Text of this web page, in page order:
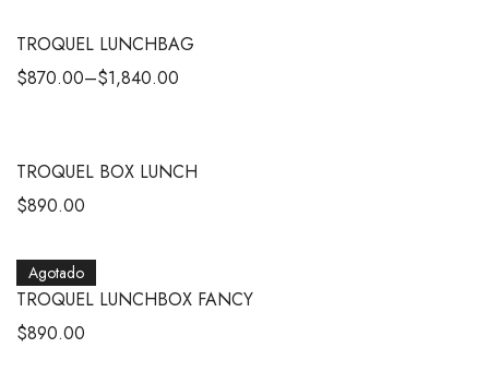
TROQUEL LUNCHBAG
$870.00–$1,840.00
TROQUEL BOX LUNCH
$890.00
Agotado
TROQUEL LUNCHBOX FANCY
$890.00